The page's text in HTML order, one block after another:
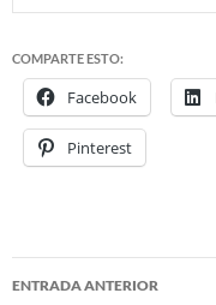
COMPARTE ESTO:
Facebook
Pinterest
ENTRADA ANTERIOR